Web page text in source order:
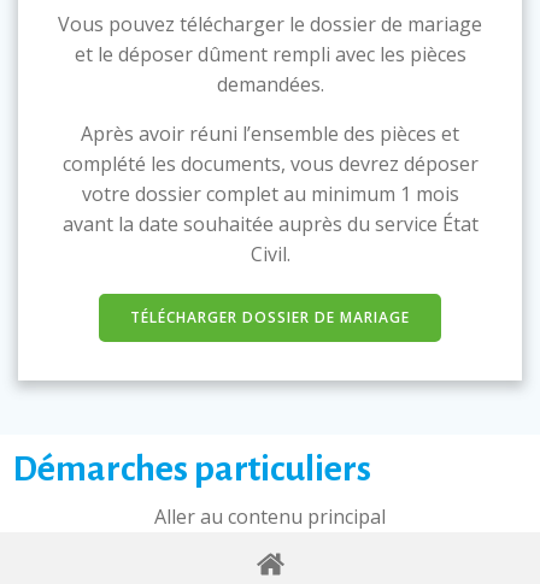
Vous pouvez télécharger le dossier de mariage
et le déposer dûment rempli avec les pièces
demandées.
Après avoir réuni l’ensemble des pièces et
complété les documents, vous devrez déposer
votre dossier complet au minimum 1 mois
avant la date souhaitée auprès du service État
Civil.
TÉLÉCHARGER DOSSIER DE MARIAGE
Démarches particuliers
Aller au contenu principal